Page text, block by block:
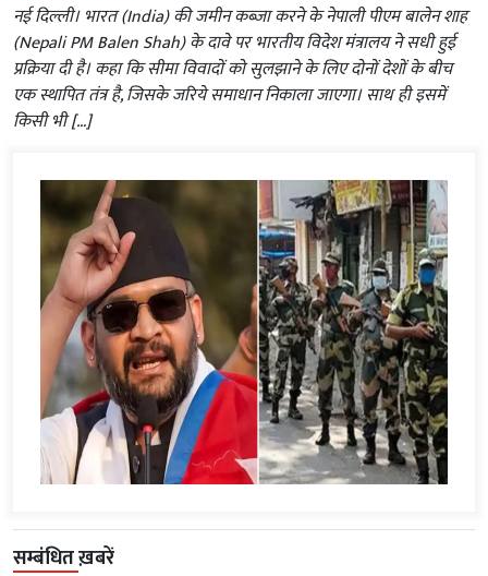
नई दिल्ली। भारत (India) की जमीन कब्जा करने के नेपाली पीएम बालेन शाह
(Nepali PM Balen Shah) के दावे पर भारतीय विदेश मंत्रालय ने सधी हुई
प्रक्रिया दी है। कहा कि सीमा विवादों को सुलझाने के लिए दोनों देशों के बीच
एक स्थापित तंत्र है, जिसके जरिये समाधान निकाला जाएगा। साथ ही इसमें
किसी भी […]
सम्बंधित ख़बरें